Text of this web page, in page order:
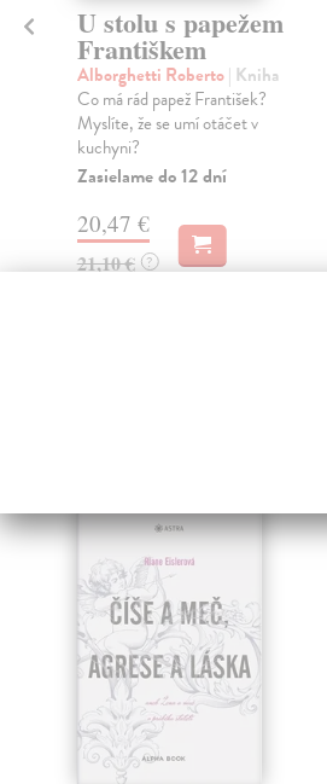
U stolu s papežem
Františkem
Alborghetti Roberto| Kniha
Co má rád papež František?
Myslíte, že se umí otáčet v
kuchyni?
Zasielame do 12 dní
20,47 €
21,10 € ?